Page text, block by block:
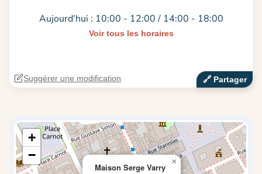
Aujourd'hui : 10:00 - 12:00 / 14:00 - 18:00
Voir tous les horaires
🔗‍️ Partager
Suggérer une modification
Maison Serge Varry
×
+
−